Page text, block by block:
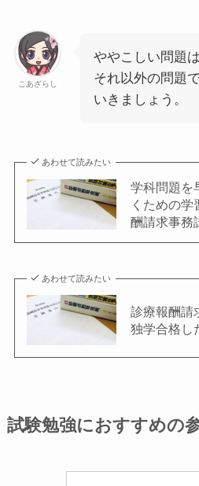
こあざらし
ややこしい問題
それ以外の問題
いきましょう。
あわせて読みたい
学科問題を
くための学
酬請求事務
あわせて読みたい
診療報酬請
独学合格し
試験勉強におすすめの